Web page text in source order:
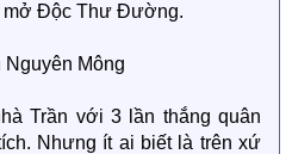
mở Độc Thư Đường.
Nguyên Mông
Trần với 3 lần thắng quân
Nhưng ít ai biết là trên xứ